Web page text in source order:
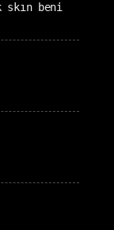
skın beni